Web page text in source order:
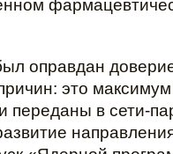
оправдан
это
переданы в сети-